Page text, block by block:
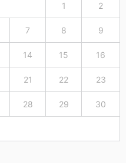
1 2
7 8 9
14 15 16
21 22 23
28 29 30